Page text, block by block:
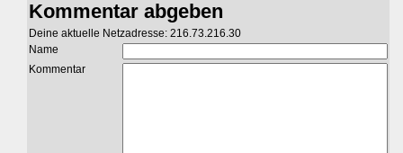
Kommentar abgeben
Deine aktuelle Netzadresse: 216.73.216.30
Name
Kommentar